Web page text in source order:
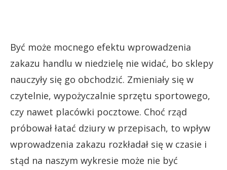
Być może mocnego efektu wprowadzenia
zakazu handlu w niedzielę nie widać, bo sklepy
nauczyły się go obchodzić. Zmieniały się w
czytelnie, wypożyczalnie sprzętu sportowego,
czy nawet placówki pocztowe. Choć rząd
próbował łatać dziury w przepisach, to wpływ
wprowadzenia zakazu rozkładał się w czasie i
stąd na naszym wykresie może nie być